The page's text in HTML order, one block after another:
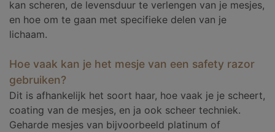
kan scheren, de levensduur te verlengen van je mesjes,
en hoe om te gaan met specifieke delen van je
lichaam.
Hoe vaak kan je het mesje van een safety razor
gebruiken?
Dit is afhankelijk het soort haar, hoe vaak je je scheert,
coating van de mesjes, en ja ook scheer techniek.
Geharde mesjes van bijvoorbeeld platinum of